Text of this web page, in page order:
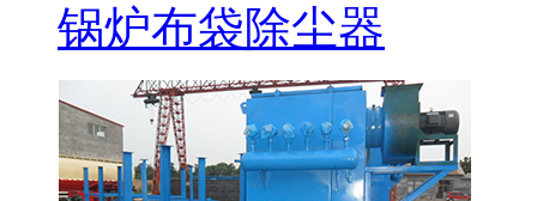
锅炉布袋除尘器